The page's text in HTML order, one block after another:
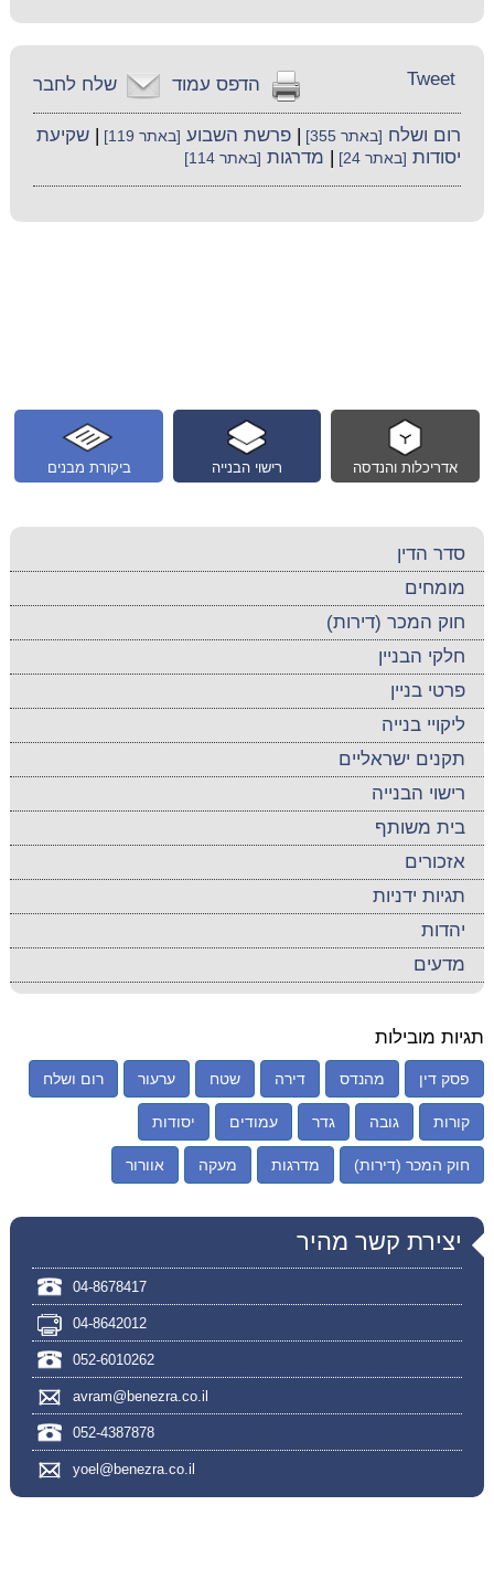
שלח לחבר הדפס עמוד Tweet
רום ושלח [באתר 355] |פרשת השבוע [באתר 119] |שקיעת
יסודות [באתר 24] מדרגות [באתר 114]
ביקורת מבנים רישוי הבנייה אדריכלות והנדסה
סדר הדין
מומחים
חוק המכר (דירות)
חלקי הבניין
פרטי בניין
ליקויי בנייה
תקנים ישראליים
רישוי הבנייה
בית משותף
אזכורים
תגיות ידניות
יהדות
מדעים
תגיות מובילות
פסק דין מהנדס דירה שטח ערעור רום ושלח
קורות גובה גדר עמודים יסודות
חוק המכר (דירות) מדרגות מעקה אוורור
יצירת קשר מהיר
04-8678417
04-8642012
052-6010262
avram@benezra.co.il
052-4387878
yoel@benezra.co.il